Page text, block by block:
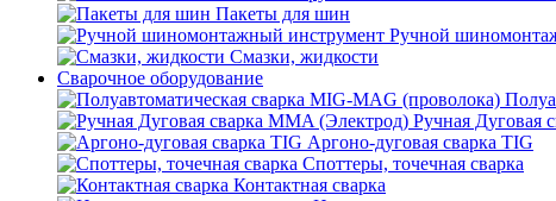
Пакеты для шин
Ручной
Смазки, жидкости
Сварочное оборудование
Ручная Дуговая
Аргоно-дуговая сварка TIG
Споттеры, точечная сварка
Контактная сварка